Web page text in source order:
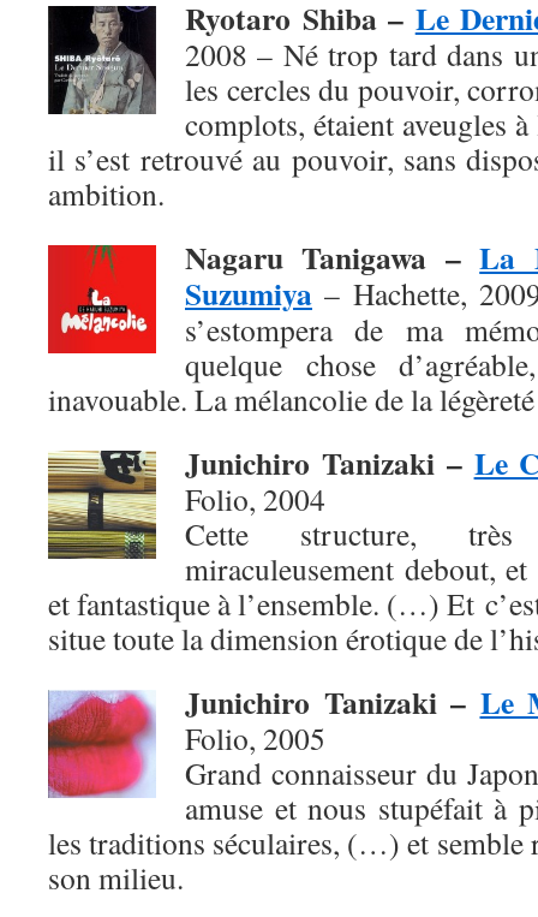
Ryotaro Shiba – Le
2008 – Né trop tard dans
les cercles du pouvoir,
complots, étaient aveugles
il s’est retrouvé au pouvoir, sans
ambition.
Nagaru Tanigawa –La
Suzumiya – Hachette,
s’estompera de ma
quelque chose
inavouable. La mélancolie de la
Junichiro Tanizaki – Le
Folio, 2004
Cette structure, très
miraculeusement debout,
et fantastique à l’ensemble. (…) Et
situe toute la dimension érotique de
Junichiro Tanizaki – Le
Folio, 2005
Grand connaisseur du
amuse et nous stupéfait à
les traditions séculaires, (…) et semble
son milieu.